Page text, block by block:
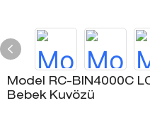
Model RC-BIN4000C
Bebek Kuvözü